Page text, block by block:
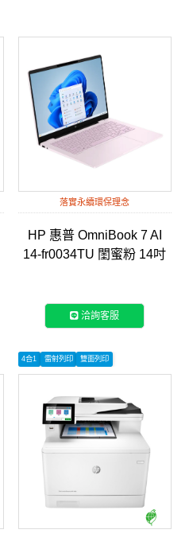
落實永續環保理念
HP 惠普 OmniBook 7 AI
14-fr0034TU 閨蜜粉 14吋
洽詢客服
4合1 雷射列印 雙面列印